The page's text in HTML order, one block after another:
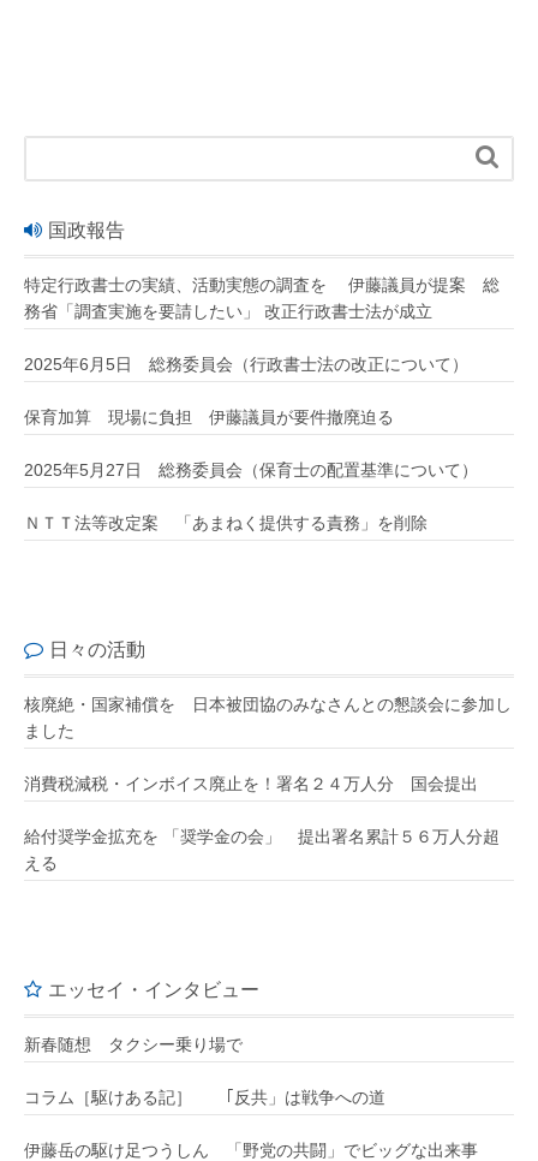

国政報告
特定行政書士の実績、活動実態の調査を 伊藤議員が提案 総
務省「調査実施を要請したい」 改正行政書士法が成立
2025年6月5日 総務委員会（行政書士法の改正について）
保育加算 現場に負担 伊藤議員が要件撤廃迫る
2025年5月27日 総務委員会（保育士の配置基準について）
ＮＴＴ法等改定案 「あまねく提供する責務」を削除
日々の活動
核廃絶・国家補償を 日本被団協のみなさんとの懇談会に参加し
ました
消費税減税・インボイス廃止を！署名２４万人分 国会提出
給付奨学金拡充を 「奨学金の会」 提出署名累計５６万人分超
える
エッセイ・インタビュー
新春随想 タクシー乗り場で
コラム［駆けある記］ ｢反共」は戦争への道
伊藤岳の駆け足つうしん 「野党の共闘」でビッグな出来事